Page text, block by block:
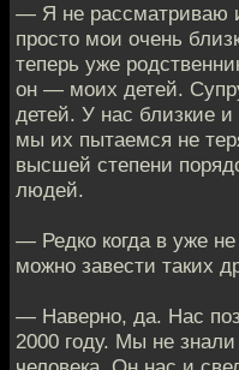
— Я не рассматриваю
просто мои очень
теперь уже
он — моих детей.
детей. У нас близкие
мы их пытаемся не
высшей степени
людей.
— Редко когда в уже
можно завести таких
— Наверно, да. Нас
2000 году. Мы не знали